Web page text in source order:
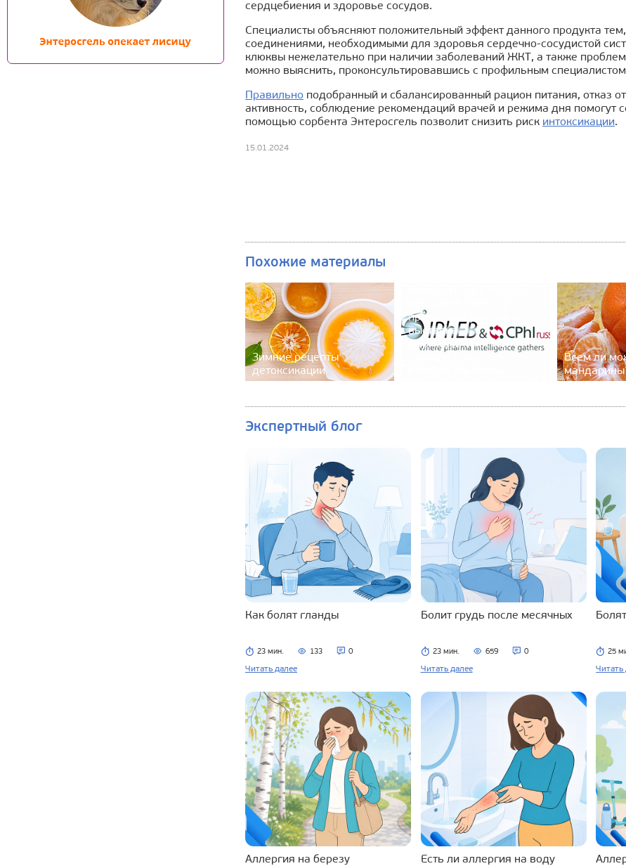
сердцебиения и здоровье сосудов.
Специалисты объясняют положительный эффект данного продукта
соединениями, необходимыми для здоровья сердечно-сосудистой
клюквы нежелательно при наличии заболеваний ЖКТ, а также
можно выяснить, проконсультировавшись с профильным
Правильно подобранный и сбалансированный рацион питания, отказ
активность, соблюдение рекомендаций врачей и режима дня помогут
помощью сорбента Энтеросгель позволит снизить риск интоксикации.
15.01.2024
Похожие материалы
Зимние рецепты
детоксикации
принимала участие в
выставке
фармацевтической
Всем ли
Экспертный блог
Как болят гланды
23 мин. 133 0
Читать далее
Болит грудь после месячных
23 мин. 659 0
Читать далее
25
Читать
Аллергия на березу Есть ли аллергия на воду